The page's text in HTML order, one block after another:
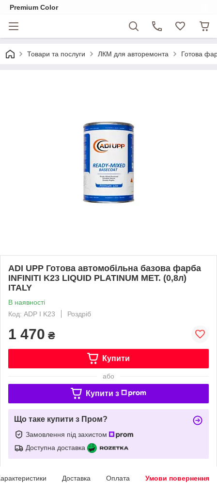
Premium Color
Товари та послуги ЛКМ для авторемонта Готова
ADI UPP Готова автомобільна базова фарба
INFINITI K23 LIQUID PLATINUM MET. (0,8л)
ITALY
В наявності
Код: ADP I K23
Роздріб
1 470 ₴
Купити
або
Купити з
Що таке купити з Пром?
Замовлення під захистом
Доступна доставка
Доставка Оплата Умови повернення